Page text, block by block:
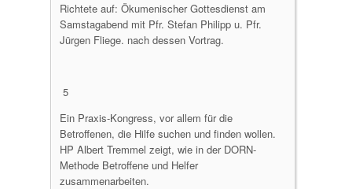
Richtete auf: Ökumenischer Gottesdienst am
Samstagabend mit Pfr. Stefan Philipp u. Pfr.
Jürgen Fliege. nach dessen Vortrag.
5
Ein Praxis-Kongress, vor allem für die
Betroffenen, die Hilfe suchen und finden wollen.
HP Albert Tremmel zeigt, wie in der DORN-
Methode Betroffene und Helfer
zusammenarbeiten.